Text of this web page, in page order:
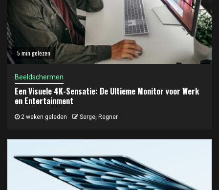
5 min gelezen
Beeldschermen
Een Visuele 4K-Sensatie: De Ultieme Monitor voor Werk
en Entertainment
2 weken geleden Sergej Regner